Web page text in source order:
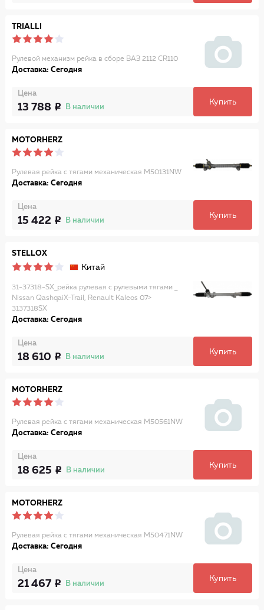
TRIALLI
Рулевой механизм рейка в сборе ВАЗ 2112 CR110
Доставка: Сегодня
Цена
13 788 В наличии
Купить
MOTORHERZ
Рулевая рейка с тягами механическая M50131NW
Доставка: Сегодня
Цена
15 422 В наличии
Купить
STELLOX
Китай
31-37318-SX_рейка рулевая с рулевыми тягами _
Nissan QashqaiX-Trail, Renault Kaleos 07>
3137318SX
Доставка: Сегодня
Цена
18 610 В наличии
Купить
MOTORHERZ
Рулевая рейка с тягами механическая M50561NW
Доставка: Сегодня
Цена
18 625 В наличии
Купить
MOTORHERZ
Рулевая рейка с тягами механическая M50471NW
Доставка: Сегодня
Цена
21 467 В наличии
Купить